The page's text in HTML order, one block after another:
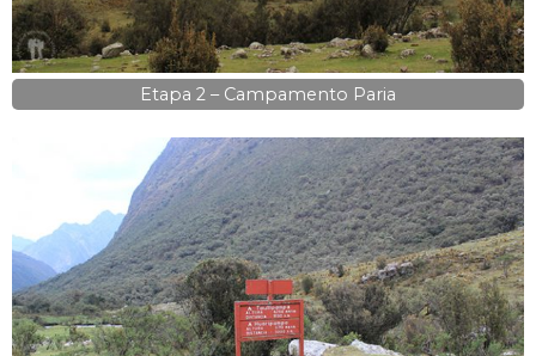
Etapa 2 – Campamento Paria